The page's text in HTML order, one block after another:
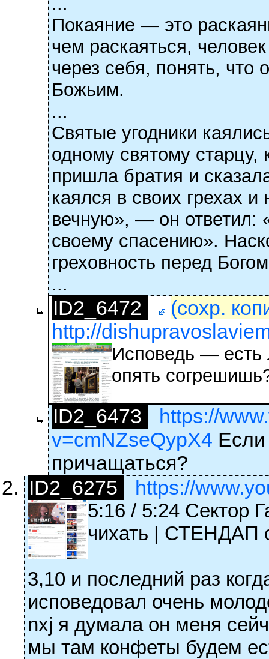
Покаяние — это
чем раскаяться,
через себя, понять, что
Божьим.
...
Святые угодники
одному святому
пришла братия и
каялся в своих грехах
вечную», — он ответил:
своему спасению».
греховность перед
...
ID2_6472
(сохр.
http://
Исповедь — есть
опять
ID2_6473
https://
v=cmNZseQypX4 Если
причащаться?
ID2_6275
https://
5:16 / 5:24 Сектор
чихать | СТЕНДАП
3,10 и последний раз
исповедовал очень
nxj я думала он меня
мы там конфеты будем